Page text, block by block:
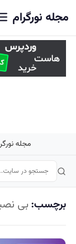
مجله نورگرام
مجله
برچسب: بی